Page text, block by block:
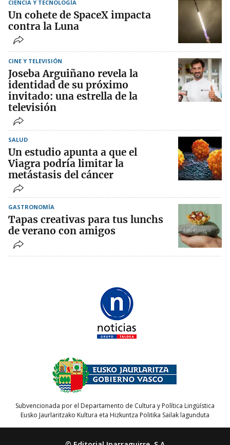
CIENCIA Y TECNOLOGÍA
Un cohete de SpaceX impacta
contra la Luna
CINE Y TELEVISIÓN
Joseba Arguiñano revela la
identidad de su próximo
invitado: una estrella de la
televisión
SALUD
Un estudio apunta a que el
Viagra podría limitar la
metástasis del cáncer
GASTRONOMÍA
Tapas creativas para tus lunchs
de verano con amigos
Subvencionada por el Departamento de Cultura y Política Lingüística
Eusko Jaurlaritzako Kultura eta Hizkuntza Politika Sailak lagunduta